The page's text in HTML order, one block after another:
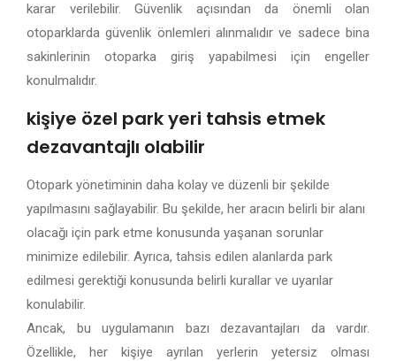
karar verilebilir. Güvenlik açısından da önemli olan
otoparklarda güvenlik önlemleri alınmalıdır ve sadece bina
sakinlerinin otoparka giriş yapabilmesi için engeller
konulmalıdır.
kişiye özel park yeri tahsis etmek
dezavantajlı olabilir
Otopark yönetiminin daha kolay ve düzenli bir şekilde
yapılmasını sağlayabilir. Bu şekilde, her aracın belirli bir alanı
olacağı için park etme konusunda yaşanan sorunlar
minimize edilebilir. Ayrıca, tahsis edilen alanlarda park
edilmesi gerektiği konusunda belirli kurallar ve uyarılar
konulabilir.
Ancak, bu uygulamanın bazı dezavantajları da vardır.
Özellikle, her kişiye ayrılan yerlerin yetersiz olması